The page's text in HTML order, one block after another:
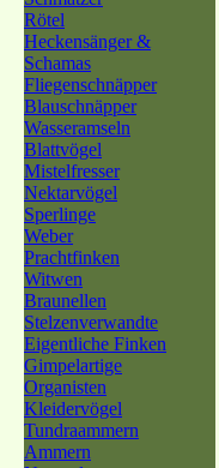
Rötel
Heckensänger &
Schamas
Fliegenschnäpper
Blauschnäpper
Wasseramseln
Blattvögel
Mistelfresser
Nektarvögel
Sperlinge
Weber
Prachtfinken
Witwen
Braunellen
Stelzenverwandte
Eigentliche Finken
Gimpelartige
Organisten
Kleidervögel
Tundraammern
Ammern